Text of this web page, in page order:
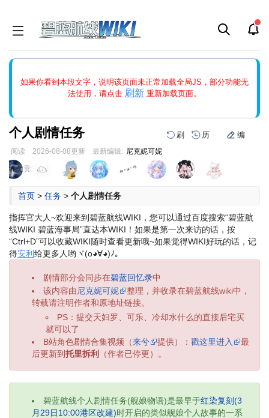
如果你看到本段文字，说明该页面未正常加载全局JS，部分功能无
法使用，请点击 刷新 重新加载页面。
能中的刷新按钮清除页面缓存并刷新，如果还有问题，请多尝试几
个人剧情任务 刷 历 编
阅读 2026-08-08更新 最新编辑: 尼克妮可妮
跳
到
跳
到
页面贡献者 :
首页 > 任务 > 个人剧情任务
指挥官大人~欢迎来到碧蓝航线WIKI，您可以通过百度搜索“碧蓝航
线WIKI 碧蓝海事局”直达本WIKI！ 如果是第一次来访的话，按
“Ctrl+D”可以收藏WIKI随时查看更新哦~如果觉得WIKI好玩的话，记
得安利 给更多人哟ヾ(o◕∀◕)ﾉ。
剧情部分会同步在碧蓝回忆录中
该内容由尼克妮可妮
整理，并收录在碧蓝航线wiki中，
转载请注明作者和原地址链接。
PS：提交天妇罗、可乐、冷却水什么的直接后宅买
就可以了
B站角色剧情合集视频（来兮 提供）：戳这里进入
最
后更新到托里拆利 （作者已停更）。
碧蓝航线个人剧情任务(舰娘物语)是最早于红染复刻(3
月29日10:00港区改建)时开启的类似舰娘个人故事的一系